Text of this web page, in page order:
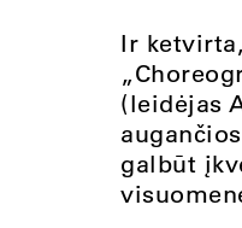
Ir
(leidėjas
galbūt